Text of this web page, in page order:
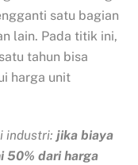
satu bagian
lain. Pada titik ini,
tahun bisa
harga unit
industri:jika biaya
50% dari harga